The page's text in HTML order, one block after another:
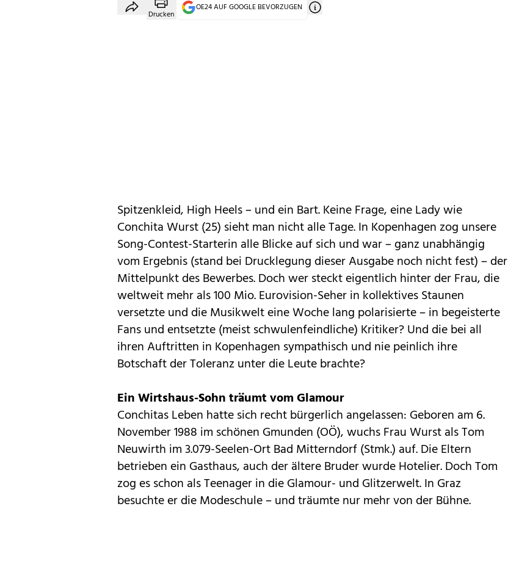
Drucken
OE24 AUF GOOGLE BEVORZUGEN
Spitzenkleid, High Heels – und ein Bart. Keine Frage, eine Lady wie
Conchita Wurst(25) sieht man nicht alle Tage. In Kopenhagen zog unsere
Song-Contest-Starterin alle Blicke auf sich und war – ganz unabhängig
vom Ergebnis (stand bei Drucklegung dieser Ausgabe noch nicht fest) – der
Mittelpunkt des Bewerbes. Doch wer steckt eigentlich hinter der Frau, die
weltweit mehr als 100 Mio. Eurovi­sion-Seher in kollektives Staunen
versetzte und die Musikwelt eine Woche lang polarisierte – in begeisterte
Fans und entsetzte (meist schwulenfeindliche) Kritiker? Und die bei all
ihren Auftritten in ­Kopenhagen sympathisch und nie peinlich ihre
Botschaft der Toleranz unter die Leute brachte?
Ein Wirtshaus-Sohn träumt vom Glamour
Conchitas Leben hatte sich recht bürgerlich angelassen: Geboren am 6.
November 1988 im schönen Gmunden (OÖ), wuchs Frau Wurst als Tom
Neuwirth im 3.079-Seelen-Ort Bad Mitterndorf (Stmk.) auf. Die Eltern
betrieben ein Gasthaus, auch der ältere Bruder wurde Hotelier. Doch Tom
zog es schon als Teenager in die Glamour- und Glitzerwelt. In Graz
besuchte er die Modeschule – und träumte nur mehr von der Bühne.